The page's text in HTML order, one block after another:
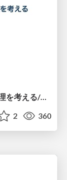
さくらのクラウドでのシークレット管理を考える/tamachi.sre#2
2 360